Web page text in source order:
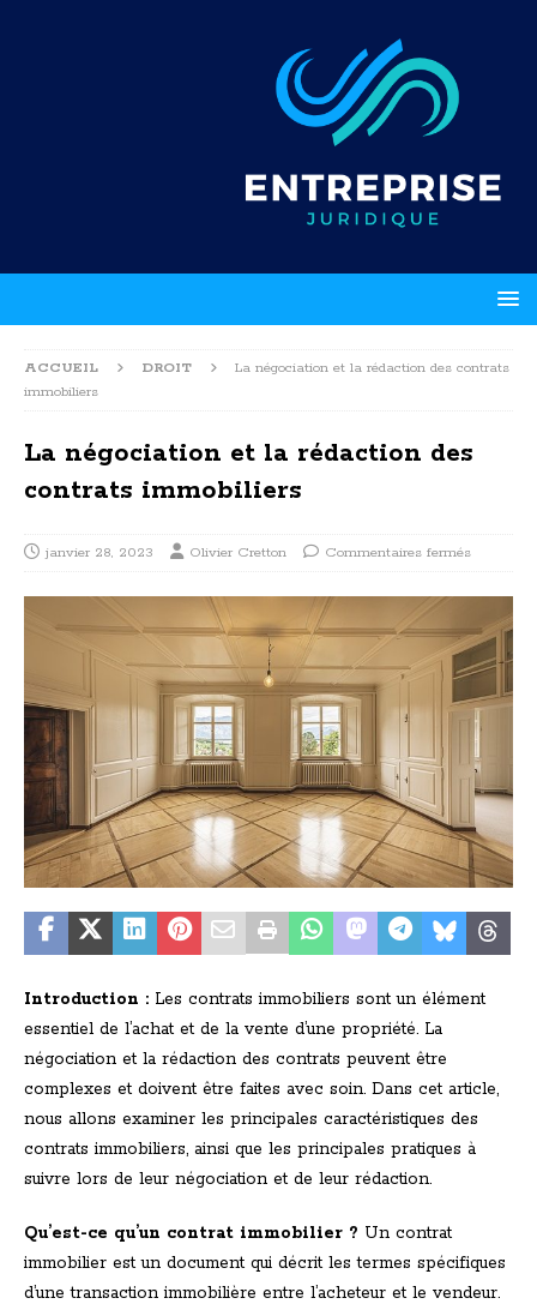
ACCUEIL DROIT
La négociation et la rédaction des contrats
immobiliers
La négociation et la rédaction des
contrats immobiliers
janvier 28, 2023 Olivier Cretton Commentaires fermés
Introduction : Les contrats immobiliers sont un élément
essentiel de l’achat et de la vente d’une propriété. La
négociation et la rédaction des contrats peuvent être
complexes et doivent être faites avec soin. Dans cet article,
nous allons examiner les principales caractéristiques des
contrats immobiliers, ainsi que les principales pratiques à
suivre lors de leur négociation et de leur rédaction.
Qu’est-ce qu’un contrat immobilier ? Un contrat
immobilier est un document qui décrit les termes spécifiques
d’une transaction immobilière entre l’acheteur et le vendeur.